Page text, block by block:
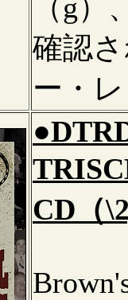
（g
確認
ー・
CD（